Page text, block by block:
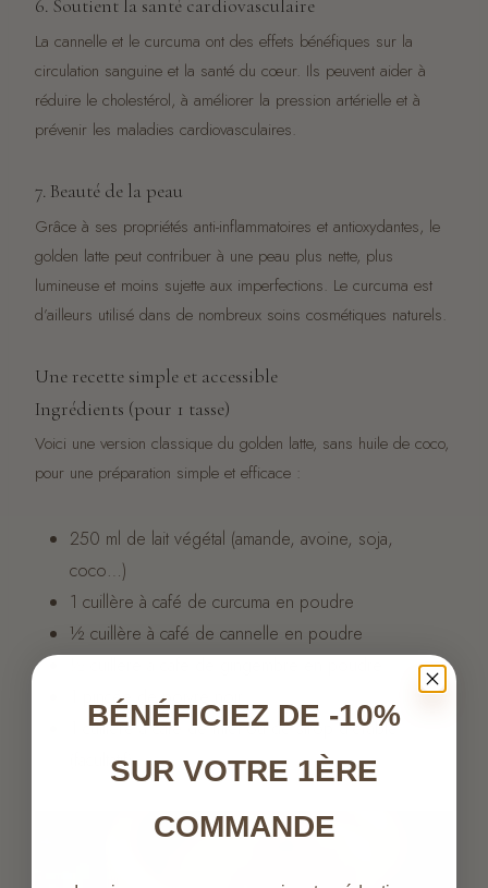
6. Soutient la santé cardiovasculaire
La cannelle et le curcuma ont des effets bénéfiques sur la
circulation sanguine et la santé du cœur. Ils peuvent aider à
réduire le cholestérol, à améliorer la pression artérielle et à
prévenir les maladies cardiovasculaires.
7. Beauté de la peau
Grâce à ses propriétés anti-inflammatoires et antioxydantes, le
golden latte peut contribuer à une peau plus nette, plus
lumineuse et moins sujette aux imperfections. Le curcuma est
d’ailleurs utilisé dans de nombreux soins cosmétiques naturels.
Une recette simple et accessible
Ingrédients (pour 1 tasse)
Voici une version classique du golden latte, sans huile de coco,
pour une préparation simple et efficace :
250 ml de lait végétal (amande, avoine, soja,
coco…)
1 cuillère à café de curcuma en poudre
½ cuillère à café de cannelle en poudre
1 pincée de poivre noir
1 cuillère à café de miel ou de sirop d’érable
(facultatif)
BÉNÉFICIEZ DE -10%
SUR VOTRE 1ÈRE
COMMANDE